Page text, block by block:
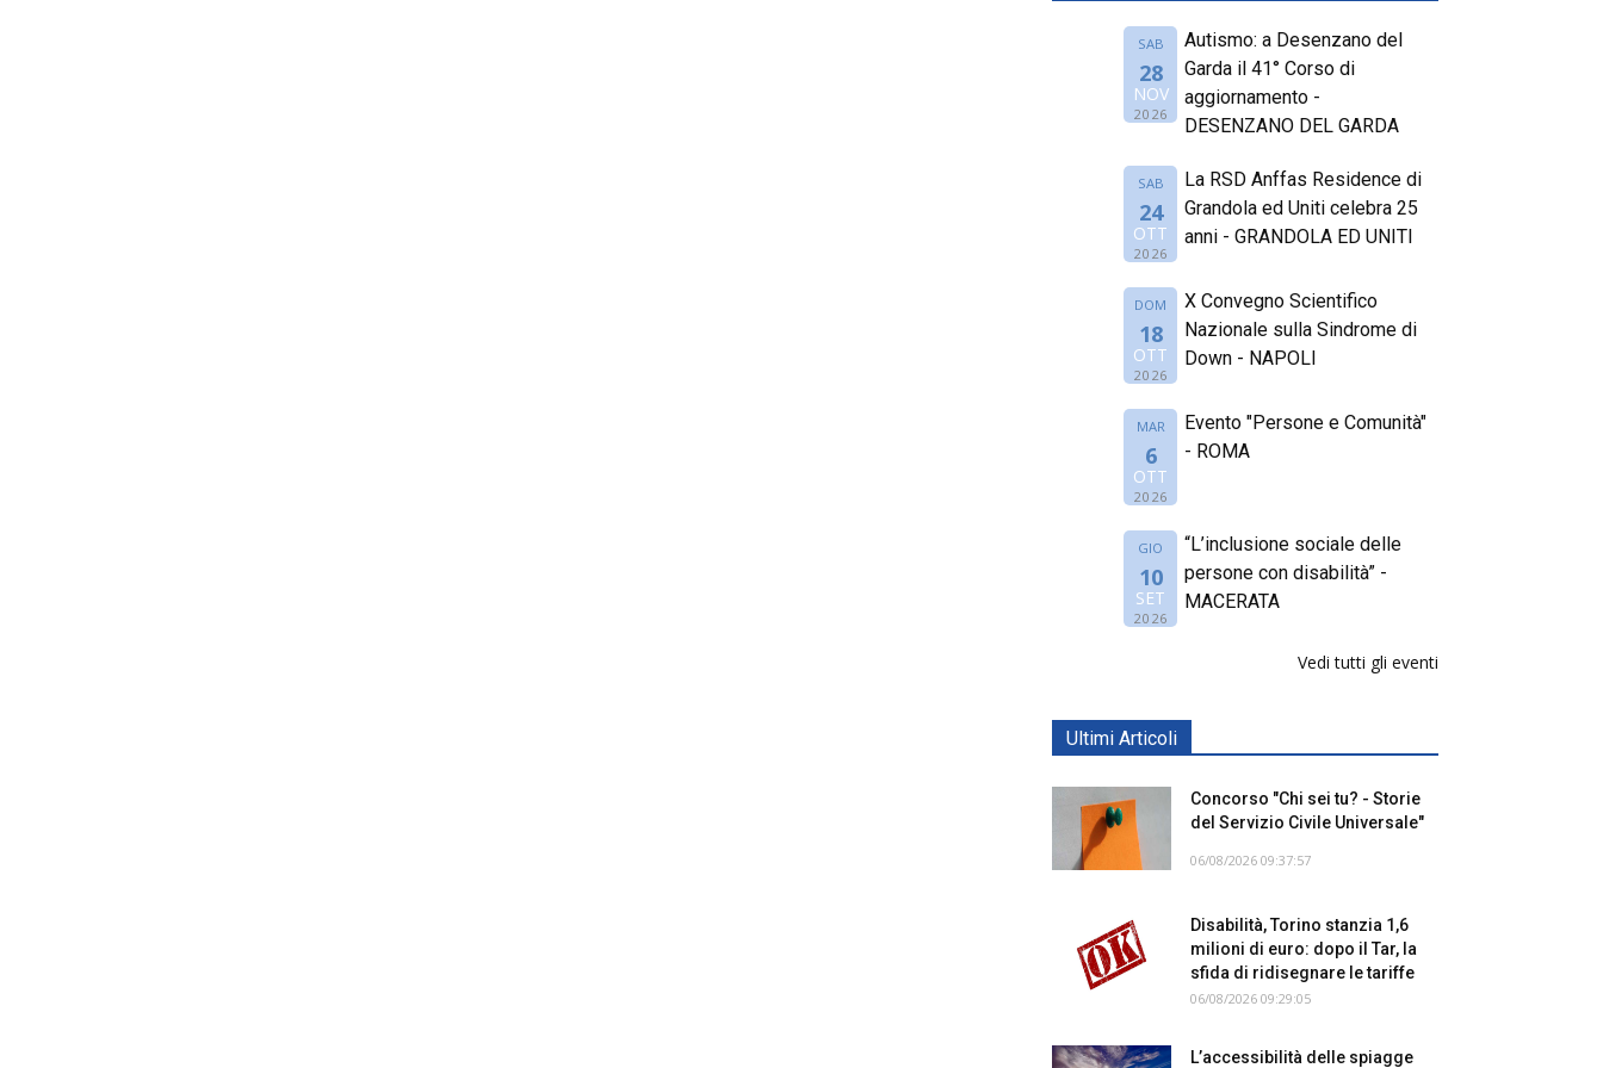
SAB
28
NOV
2026
Autismo: a Desenzano del
Garda il 41° Corso di
aggiornamento -
DESENZANO DEL GARDA
SAB
24
OTT
2026
La RSD Anffas Residence di
Grandola ed Uniti celebra 25
anni - GRANDOLA ED UNITI
DOM
18
OTT
2026
X Convegno Scientifico
Nazionale sulla Sindrome di
Down - NAPOLI
MAR
6
OTT
2026
Evento "Persone e Comunità"
- ROMA
GIO
10
SET
2026
“L’inclusione sociale delle
persone con disabilità” -
MACERATA
Vedi tutti gli eventi
Ultimi Articoli
Concorso "Chi sei tu? - Storie
del Servizio Civile Universale"
06/08/2026 09:37:57
Disabilità, Torino stanzia 1,6
milioni di euro: dopo il Tar, la
sfida di ridisegnare le tariffe
06/08/2026 09:29:05
L’accessibilità delle spiagge